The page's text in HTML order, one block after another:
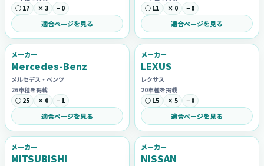
○ 17
× 3 − 0
適合ページを見る
○ 11
× 0 − 0
適合ページを見る
メーカー
Mercedes-Benz
メルセデス・ベンツ
26車種を掲載
○ 25
× 0 − 1
適合ページを見る
メーカー
LEXUS
レクサス
20車種を掲載
○ 15
× 5 − 0
適合ページを見る
メーカー
MITSUBISHI
メーカー
NISSAN